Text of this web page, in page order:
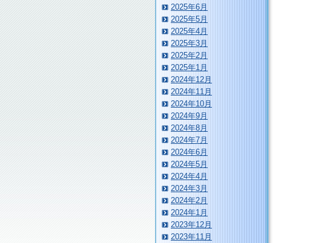
2025年6月
2025年5月
2025年4月
2025年3月
2025年2月
2025年1月
2024年12月
2024年11月
2024年10月
2024年9月
2024年8月
2024年7月
2024年6月
2024年5月
2024年4月
2024年3月
2024年2月
2024年1月
2023年12月
2023年11月